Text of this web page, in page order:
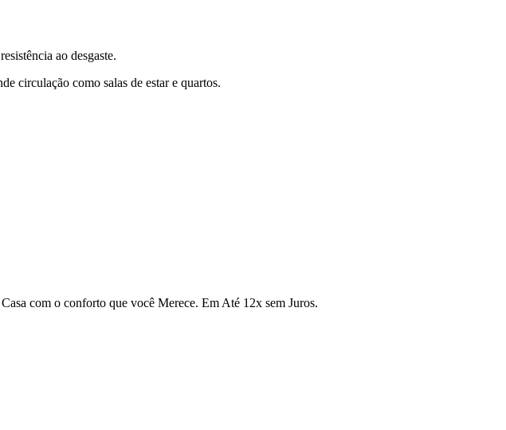
ao desgaste.
circulação como salas de estar e quartos.
com o conforto que você Merece. Em Até 12x sem Juros.